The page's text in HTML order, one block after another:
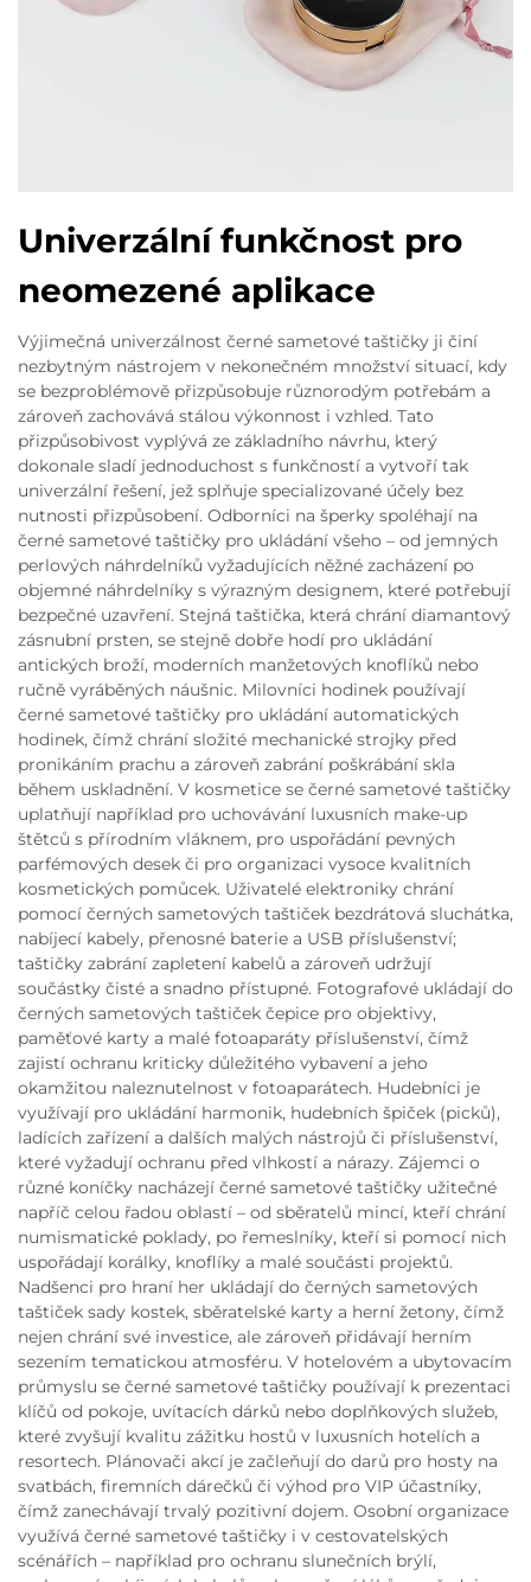
Univerzální funkčnost pro
neomezené aplikace
Výjimečná univerzálnost černé sametové taštičky ji činí
nezbytným nástrojem v nekonečném množství situací, kdy
se bezproblémově přizpůsobuje různorodým potřebám a
zároveň zachovává stálou výkonnost i vzhled. Tato
přizpůsobivost vyplývá ze základního návrhu, který
dokonale sladí jednoduchost s funkčností a vytvoří tak
univerzální řešení, jež splňuje specializované účely bez
nutnosti přizpůsobení. Odborníci na šperky spoléhají na
černé sametové taštičky pro ukládání všeho – od jemných
perlových náhrdelníků vyžadujících něžné zacházení po
objemné náhrdelníky s výrazným designem, které potřebují
bezpečné uzavření. Stejná taštička, která chrání diamantový
zásnubní prsten, se stejně dobře hodí pro ukládání
antických broží, moderních manžetových knoflíků nebo
ručně vyráběných náušnic. Milovníci hodinek používají
černé sametové taštičky pro ukládání automatických
hodinek, čímž chrání složité mechanické strojky před
pronikáním prachu a zároveň zabrání poškrábání skla
během uskladnění. V kosmetice se černé sametové taštičky
uplatňují například pro uchovávání luxusních make-up
štětců s přírodním vláknem, pro uspořádání pevných
parfémových desek či pro organizaci vysoce kvalitních
kosmetických pomůcek. Uživatelé elektroniky chrání
pomocí černých sametových taštiček bezdrátová sluchátka,
nabíjecí kabely, přenosné baterie a USB příslušenství;
taštičky zabrání zapletení kabelů a zároveň udržují
součástky čisté a snadno přístupné. Fotografové ukládají do
černých sametových taštiček čepice pro objektivy,
paměťové karty a malé fotoaparáty příslušenství, čímž
zajistí ochranu kriticky důležitého vybavení a jeho
okamžitou naleznutelnost v fotoaparátech. Hudebníci je
využívají pro ukládání harmonik, hudebních špiček (picků),
ladících zařízení a dalších malých nástrojů či příslušenství,
které vyžadují ochranu před vlhkostí a nárazy. Zájemci o
různé koníčky nacházejí černé sametové taštičky užitečné
napříč celou řadou oblastí – od sběratelů mincí, kteří chrání
numismatické poklady, po řemeslníky, kteří si pomocí nich
uspořádají korálky, knoflíky a malé součásti projektů.
Nadšenci pro hraní her ukládají do černých sametových
taštiček sady kostek, sběratelské karty a herní žetony, čímž
nejen chrání své investice, ale zároveň přidávají herním
sezením tematickou atmosféru. V hotelovém a ubytovacím
průmyslu se černé sametové taštičky používají k prezentaci
klíčů od pokoje, uvítacích dárků nebo doplňkových služeb,
které zvyšují kvalitu zážitku hostů v luxusních hotelích a
resortech. Plánovači akcí je začleňují do darů pro hosty na
svatbách, firemních dárečků či výhod pro VIP účastníky,
čímž zanechávají trvalý pozitivní dojem. Osobní organizace
využívá černé sametové taštičky i v cestovatelských
scénářích – například pro ochranu slunečních brýlí,